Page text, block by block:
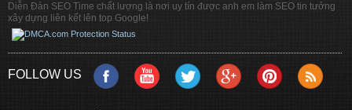
Diễn Đàn SEO Time chất lượng là nơi uy tín được anh em làm SEO tin tưởng
xây dựng liên kết lên top Google!
FOLLOW US